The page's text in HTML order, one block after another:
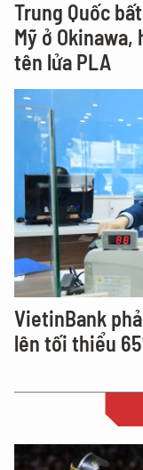
Trung Quốc
Mỹ ở
tên lửa PLA
VietinBank
lên tối thiểu